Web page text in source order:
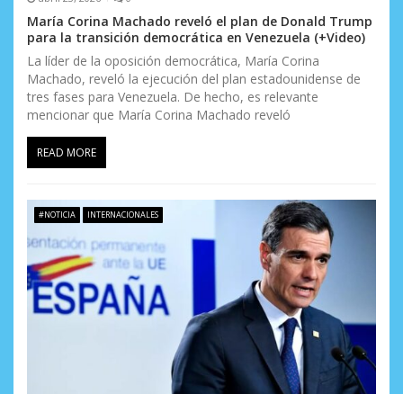
María Corina Machado reveló el plan de Donald Trump
para la transición democrática en Venezuela (+Video)
La líder de la oposición democrática, María Corina
Machado, reveló la ejecución del plan estadounidense de
tres fases para Venezuela. De hecho, es relevante
mencionar que María Corina Machado reveló
READ MORE
#NOTICIA INTERNACIONALES